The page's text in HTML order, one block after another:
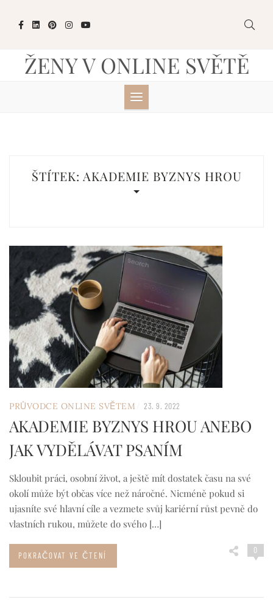
ŽENY V ONLINE SVĚTĚ
ŠTÍTEK: AKADEMIE BYZNYS HROU
PRŮVODCE ONLINE SVĚTEM 23. 9. 2022
AKADEMIE BYZNYS HROU ANEBO
JAK VYDĚLÁVAT PSANÍM
Skloubit práci, osobní život, a ještě mít dostatek času na své
okolí může být občas více než náročné. Nicméně pokud si
ujasníte své hlavní cíle a vezmete svůj kariérní růst pevně do
vlastních rukou, můžete do svého […]
0
POKRAČOVAT VE ČTENÍ